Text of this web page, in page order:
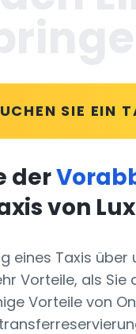
SIE EIN
der
von
eines Taxis über
Vorteile, als Sie
Vorteile von